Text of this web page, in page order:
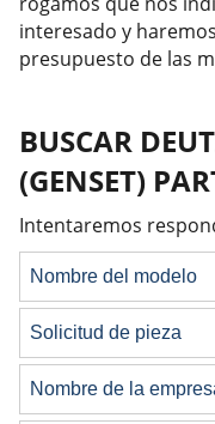
interesado y
presupuesto de las
BUSCAR
(GENSET)
Intentaremos